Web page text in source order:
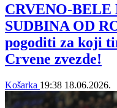
CRVENO-BELE
SUDBINA OD
pogoditi za koji
Crvene zvezde!
Košarka 19:38 18.06.2026.